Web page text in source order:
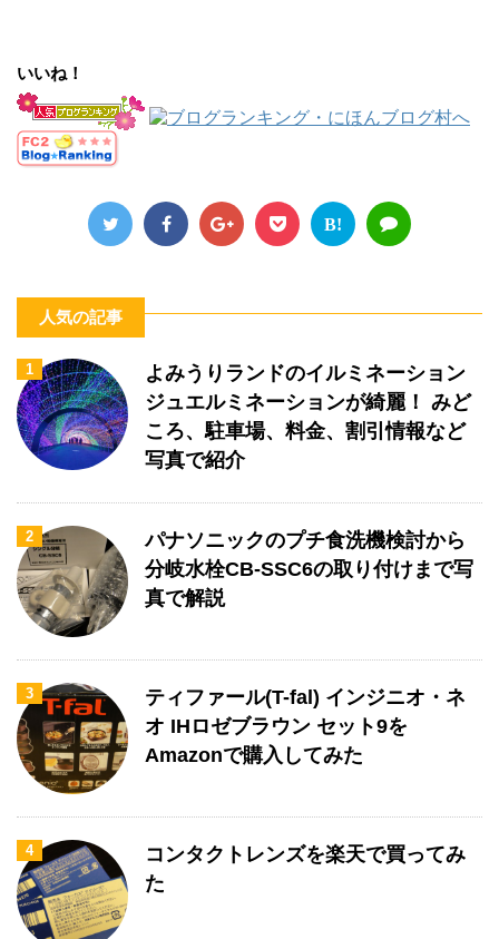
いいね！
B!
人気の記事
1
よみうりランドのイルミネーション
ジュエルミネーションが綺麗！ みど
ころ、駐車場、料金、割引情報など
写真で紹介
2
パナソニックのプチ食洗機検討から
分岐水栓CB-SSC6の取り付けまで写
真で解説
3
ティファール(T-fal) インジニオ・ネ
オ IHロゼブラウン セット9を
Amazonで購入してみた
4
コンタクトレンズを楽天で買ってみ
た